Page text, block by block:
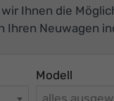
Ihnen die
Ihren Neuwagen
Modell
alles